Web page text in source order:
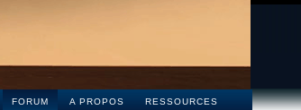
FORUM A PROPOS RESSOURCES